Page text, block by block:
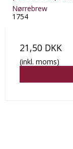
Nørrebrew
1754
21,50 DKK
(inkl. moms)